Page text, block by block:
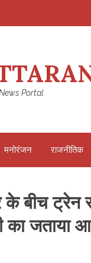
Portal
मनोरंजन राजनीतिक
बीच ट्रेन
का जताया